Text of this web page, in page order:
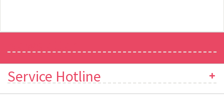
Service Hotline